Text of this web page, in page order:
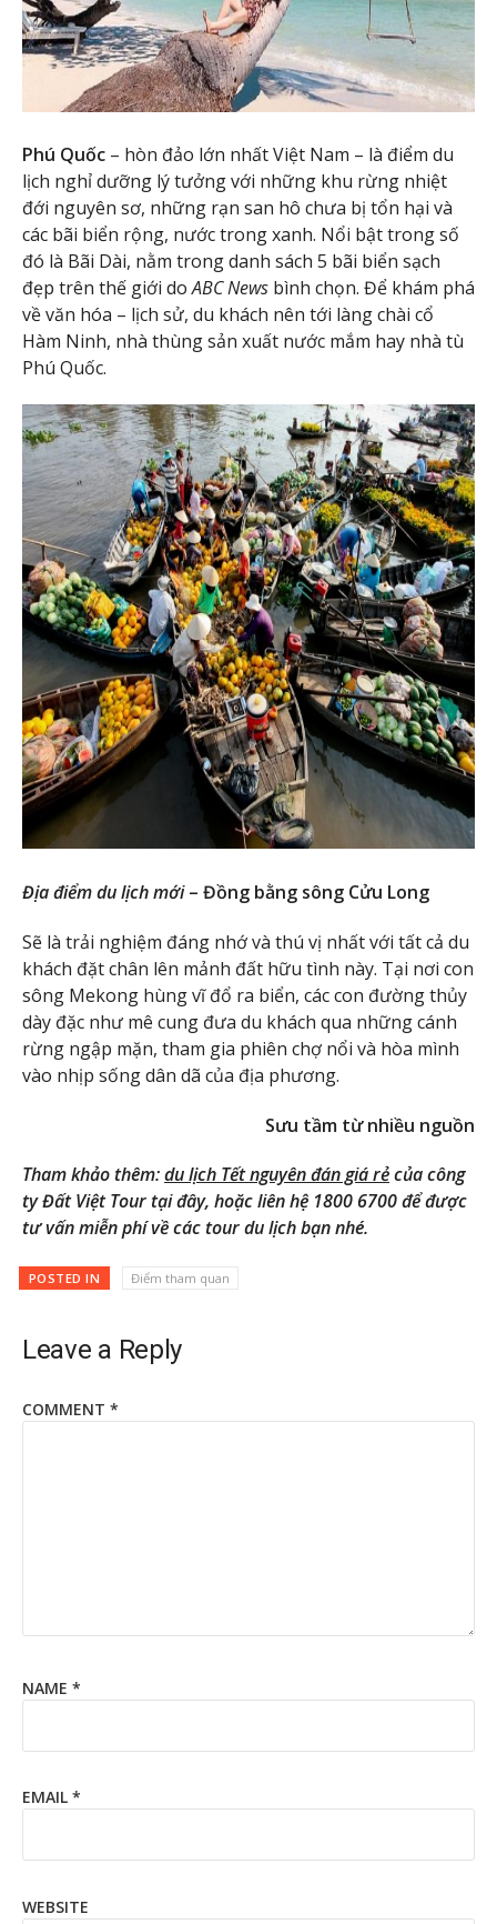
Phú Quốc – hòn đảo lớn nhất Việt Nam – là điểm du
lịch nghỉ dưỡng lý tưởng với những khu rừng nhiệt
đới nguyên sơ, những rạn san hô chưa bị tổn hại và
các bãi biển rộng, nước trong xanh. Nổi bật trong số
đó là Bãi Dài, nằm trong danh sách 5 bãi biển sạch
đẹp trên thế giới doABC News bình chọn. Để khám phá
về văn hóa – lịch sử, du khách nên tới làng chài cổ
Hàm Ninh, nhà thùng sản xuất nước mắm hay nhà tù
Phú Quốc.
Địa điểm du lịch mới– Đồng bằng sông Cửu Long
Sẽ là trải nghiệm đáng nhớ và thú vị nhất với tất cả du
khách đặt chân lên mảnh đất hữu tình này. Tại nơi con
sông Mekong hùng vĩ đổ ra biển, các con đường thủy
dày đặc như mê cung đưa du khách qua những cánh
rừng ngập mặn, tham gia phiên chợ nổi và hòa mình
vào nhịp sống dân dã của địa phương.
Sưu tầm từ nhiều nguồn
Tham khảo thêm:du lịch Tết nguyên đán giá rẻcủa công
ty Đất Việt Tour tại đây, hoặc liên hệ 1800 6700 để được
tư vấn miễn phí về các tour du lịch bạn nhé.
POSTED IN Điểm tham quan
Leave a Reply
COMMENT *
NAME *
EMAIL *
WEBSITE